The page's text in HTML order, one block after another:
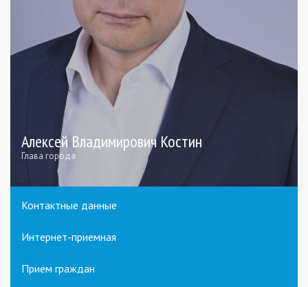
Алексей Владимирович Костин
Глава города
Контактные данные
Интернет-приемная
Прием граждан